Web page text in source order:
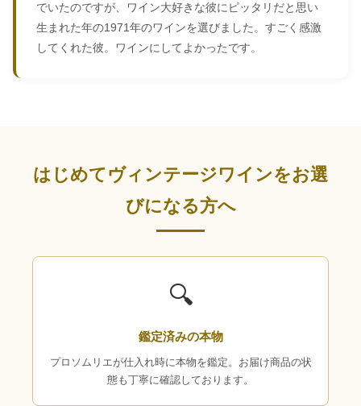
でいたのですが、ワイン大好きな彼にピッタリだと思い
生まれた年の1971年のワインを選びました。すごく感激
してくれた彼。ワインにしてよかったです。
はじめてヴィンテージワインをお選
びになる方へ
🔍
鑑定済みの本物
プロソムリエが仕入れ時に本物を鑑定。お届け商品の状
態も丁寧に確認しております。